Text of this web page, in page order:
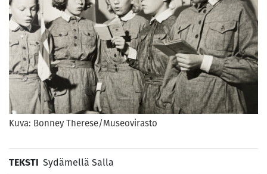
Kuva: Bonney Therese/Museovirasto
TEKSTI Sydämellä Salla